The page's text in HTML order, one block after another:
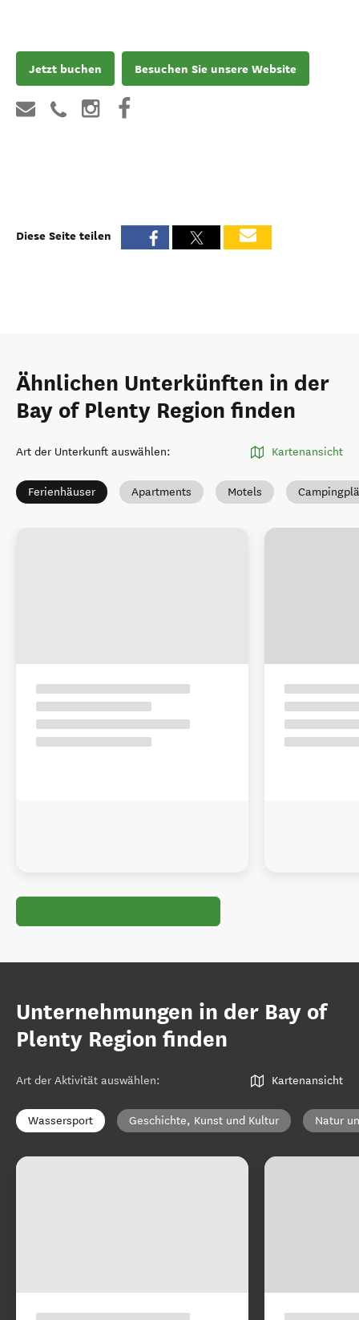
Jetzt buchen Besuchen Sie unsere Website
Diese Seite teilen
Ähnlichen Unterkünften in der
Bay of Plenty Region finden
Art der Unterkunft auswählen: Kartenansicht
Ferienhäuser Apartments Motels
Unternehmungen in der Bay of
Plenty Region finden
Art der Aktivität auswählen: Kartenansicht
Wassersport Geschichte, Kunst und Kultur Natur